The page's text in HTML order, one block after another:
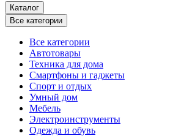
Каталог
Все категории
Все категории
Автотовары
Техника для дома
Смартфоны и гаджеты
Спорт и отдых
Умный дом
Мебель
Электроинструменты
Одежда и обувь